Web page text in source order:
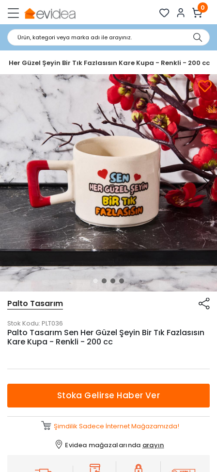
0
Ürün, kategori veya marka adı ile arayınız.
Her Güzel Şeyin Bir Tık Fazlasısın Kare Kupa - Renkli - 200 cc
Palto Tasarım
Stok Kodu: PLT036
Palto Tasarım Sen Her Güzel Şeyin Bir Tık Fazlasısın
Kare Kupa - Renkli - 200 cc
Stoka Gelirse Haber Ver
Şimdilik Sadece İnternet Mağazamızda!
Evidea mağazalarında arayın